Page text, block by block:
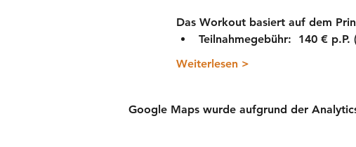
Das Workout basiert auf dem
Teilnahmegebühr:  140 € p.P.
Weiterlesen >
Google Maps wurde aufgrund der